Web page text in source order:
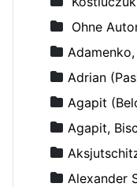
Ohne
Adrian
Agapit
Agapit,
Alexander